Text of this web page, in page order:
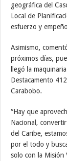
geográfica del
Local de
esfuerzo y
Asimismo,
próximos días,
llegó la
Destacamento
Carabobo.
“Hay que
Nacional,
del Caribe,
por el todo y
solo con la Misión